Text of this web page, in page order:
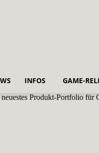
INFOS GAME-
Produkt-Portfolio für